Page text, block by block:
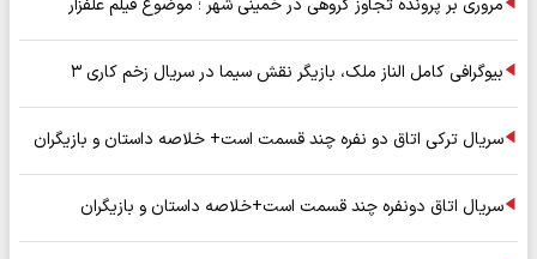
مروری بر پرونده تجاوز گروهی در خمینی شهر ؛ موضوع فیلم علفزار
بیوگرافی کامل الناز ملک، بازیگر نقش سیما در سریال زخم کاری ۳
سریال ترکی اتاق دو نفره چند قسمت است+ خلاصه داستان و بازیگران
سریال اتاق دونفره چند قسمت است+خلاصه داستان و بازیگران